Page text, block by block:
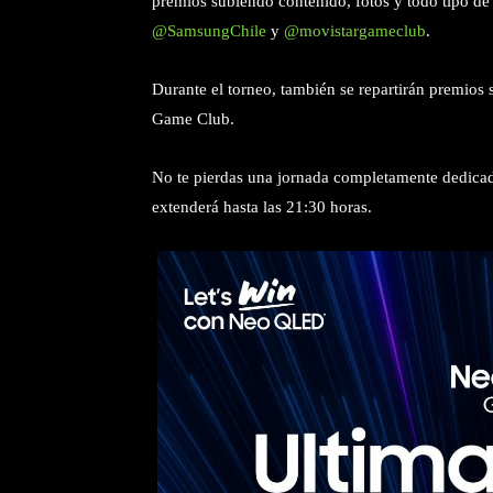
@SamsungChile y @movistargameclub.
Durante el torneo, también se repartirán premios
Game Club.
No te pierdas una jornada completamente
extenderá hasta las 21:30 horas.